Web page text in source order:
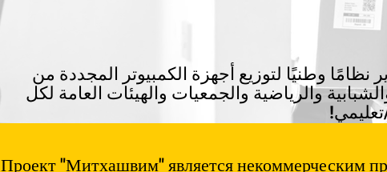
وطنيًا لتوزيع أجهزة الكمبيوتر المجددة من
والرياضية والجمعيات والهيئات العامة لكل
Проект "Митхашвим" является некоммерческим